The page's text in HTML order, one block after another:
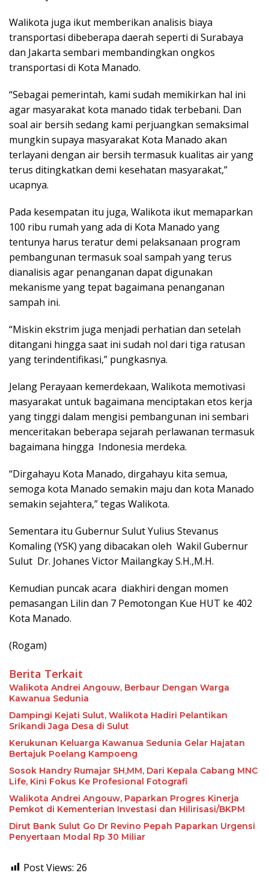
Walikota juga ikut memberikan analisis biaya
transportasi dibeberapa daerah seperti di Surabaya
dan Jakarta sembari membandingkan ongkos
transportasi di Kota Manado.
“Sebagai pemerintah, kami sudah memikirkan hal ini
agar masyarakat kota manado tidak terbebani. Dan
soal air bersih sedang kami perjuangkan semaksimal
mungkin supaya masyarakat Kota Manado akan
terlayani dengan air bersih termasuk kualitas air yang
terus ditingkatkan demi kesehatan masyarakat,”
ucapnya.
Pada kesempatan itu juga, Walikota ikut memaparkan
100 ribu rumah yang ada di Kota Manado yang
tentunya harus teratur demi pelaksanaan program
pembangunan termasuk soal sampah yang terus
dianalisis agar penanganan dapat digunakan
mekanisme yang tepat bagaimana penanganan
sampah ini.
“Miskin ekstrim juga menjadi perhatian dan setelah
ditangani hingga saat ini sudah nol dari tiga ratusan
yang terindentifikasi,” pungkasnya.
Jelang Perayaan kemerdekaan, Walikota memotivasi
masyarakat untuk bagaimana menciptakan etos kerja
yang tinggi dalam mengisi pembangunan ini sembari
menceritakan beberapa sejarah perlawanan termasuk
bagaimana hingga Indonesia merdeka.
“Dirgahayu Kota Manado, dirgahayu kita semua,
semoga kota Manado semakin maju dan kota Manado
semakin sejahtera,” tegas Walikota.
Sementara itu Gubernur Sulut Yulius Stevanus
Komaling (YSK) yang dibacakan oleh Wakil Gubernur
Sulut Dr. Johanes Victor Mailangkay S.H.,M.H.
Kemudian puncak acara diakhiri dengan momen
pemasangan Lilin dan 7 Pemotongan Kue HUT ke 402
Kota Manado.
(Rogam)
Berita Terkait
Walikota Andrei Angouw, Berbaur Dengan Warga
Kawanua Sedunia
Dampingi Kejati Sulut, Walikota Hadiri Pelantikan
Srikandi Jaga Desa di Sulut
Kerukunan Keluarga Kawanua Sedunia Gelar Hajatan
Bertajuk Poelang Kampoeng
Sosok Handry Rumajar SH,MM, Dari Kepala Cabang MNC
Life, Kini Fokus Ke Profesional Fotografi
Walikota Andrei Angouw, Paparkan Progres Kinerja
Pemkot di Kementerian Investasi dan Hilirisasi/BKPM
Dirut Bank Sulut Go Dr Revino Pepah Paparkan Urgensi
Penyertaan Modal Rp 30 Miliar
Post Views: 26